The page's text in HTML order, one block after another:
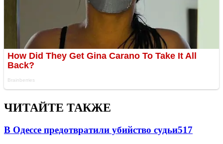
ЧИТАЙТЕ ТАКЖЕ
В Одессе предотвратили убийство судьи517